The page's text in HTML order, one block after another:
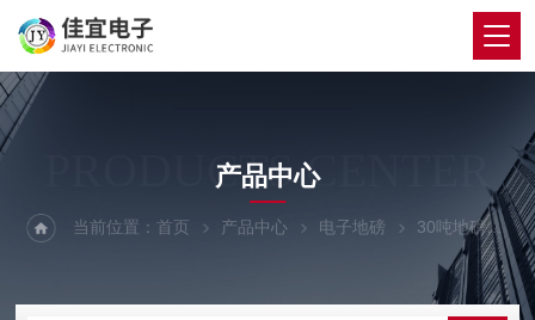
PRODUCTS CENTER
产品中心
当前位置：首页 产品中心 电子地磅 30吨地磅